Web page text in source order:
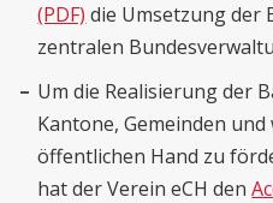
(PDF) die Umsetzung der
zentralen
Um die Realisierung der
Kantone, Gemeinden
öffentlichen Hand zu
hat der Verein eCH den